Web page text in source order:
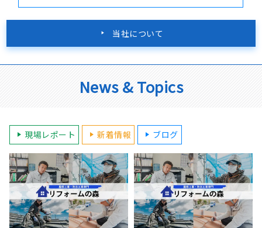
当社について
News & Topics
現場レポート 新着情報 ブログ